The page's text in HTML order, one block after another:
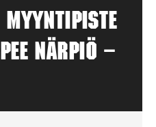
NÄRPIÖ –